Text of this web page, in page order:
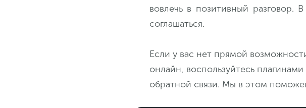
вовлечь в позитивный разговор.
соглашаться.
Если у вас нет прямой
онлайн, воспользуйтесь плагинами
обратной связи. Мы в этом